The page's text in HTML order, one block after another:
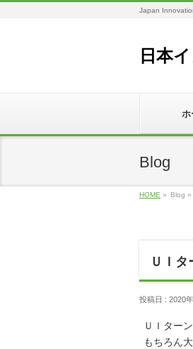
Japan
日本
ホ
Blog
HOME » Blog »
ＵＩタ
投稿日 : 2020
ＵＩター
もちろん